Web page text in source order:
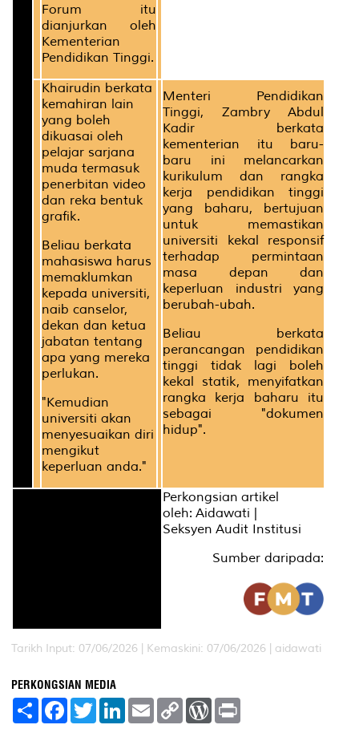
Forum itu
dianjurkan oleh
Kementerian
Pendidikan Tinggi.
Khairudin berkata
kemahiran lain
yang boleh
dikuasai oleh
pelajar sarjana
muda termasuk
penerbitan video
dan reka bentuk
grafik.
Beliau berkata
mahasiswa harus
memaklumkan
kepada universiti,
naib canselor,
dekan dan ketua
jabatan tentang
apa yang mereka
perlukan.
"Kemudian
universiti akan
menyesuaikan diri
mengikut
keperluan anda."
Menteri Pendidikan
Tinggi, Zambry Abdul
Kadir berkata
kementerian itu baru-
baru ini melancarkan
kurikulum dan rangka
kerja pendidikan tinggi
yang baharu, bertujuan
untuk memastikan
universiti kekal responsif
terhadap permintaan
masa depan dan
keperluan industri yang
berubah-ubah.
Beliau berkata
perancangan pendidikan
tinggi tidak lagi boleh
kekal statik, menyifatkan
rangka kerja baharu itu
sebagai "dokumen
hidup".
Perkongsian artikel
oleh: Aidawati |
Seksyen Audit Institusi
Sumber daripada:
Tarikh Input: 07/06/2026 | Kemaskini: 07/06/2026 | aidawati
PERKONGSIAN MEDIA
S
F
a
T
w
L
E
m
C
W